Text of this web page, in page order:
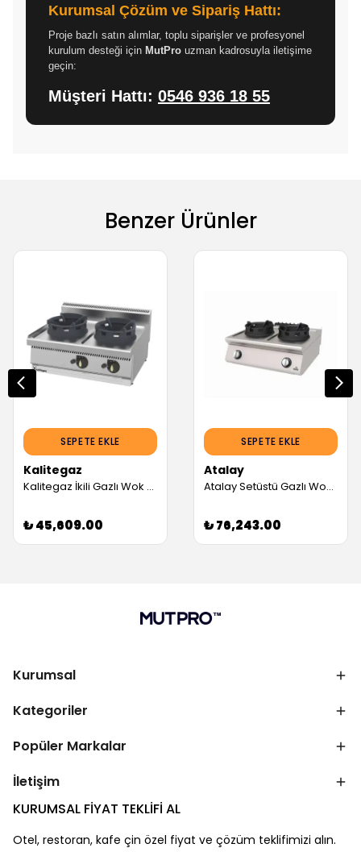
Kurumsal Çözüm ve Sipariş Hattı:
Proje bazlı satın alımlar, toplu siparişler ve profesyonel
kurulum desteği için MutPro uzman kadrosuyla iletişime
geçin:
Müşteri Hattı: 0546 936 18 55
Benzer Ürünler
SEPETE EKLE
Kalitegaz
Kalitegaz İkili Gazlı Wok Ocak 80x70x29 cm Ce Belgeli WC8070G Rinnova (Servis Garantili)
₺ 45,609.00
SEPETE EKLE
Atalay
Atalay Setüstü Gazlı Wok Ocak (Servis Garantili)
₺ 76,243.00
Kurumsal
Kategoriler
Popüler Markalar
İletişim
KURUMSAL FİYAT TEKLİFİ AL
Otel, restoran, kafe çin özel fiyat ve çözüm teklifimizi alın.